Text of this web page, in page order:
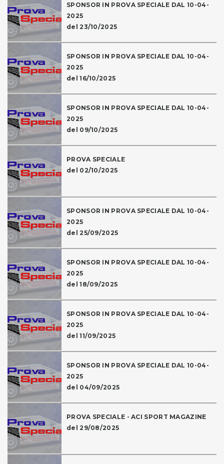
SPONSOR IN PROVA SPECIALE DAL 10-04-
2025
del 23/10/2025
SPONSOR IN PROVA SPECIALE DAL 10-04-
2025
del 16/10/2025
SPONSOR IN PROVA SPECIALE DAL 10-04-
2025
del 09/10/2025
PROVA SPECIALE
del 02/10/2025
SPONSOR IN PROVA SPECIALE DAL 10-04-
2025
del 25/09/2025
SPONSOR IN PROVA SPECIALE DAL 10-04-
2025
del 18/09/2025
SPONSOR IN PROVA SPECIALE DAL 10-04-
2025
del 11/09/2025
SPONSOR IN PROVA SPECIALE DAL 10-04-
2025
del 04/09/2025
PROVA SPECIALE - ACI SPORT MAGAZINE
del 29/08/2025